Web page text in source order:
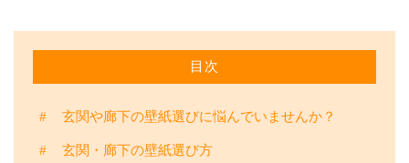
お問い合わせ
目次
玄関や廊下の壁紙選びに悩んでいませんか？
玄関・廊下の壁紙選び方